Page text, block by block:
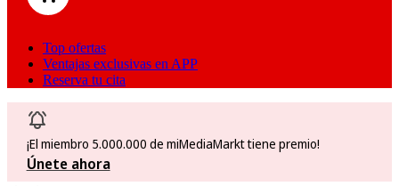
Top ofertas
Ventajas exclusivas en APP
Reserva tu cita
¡El miembro 5.000.000 de miMediaMarkt tiene premio!
Únete ahora